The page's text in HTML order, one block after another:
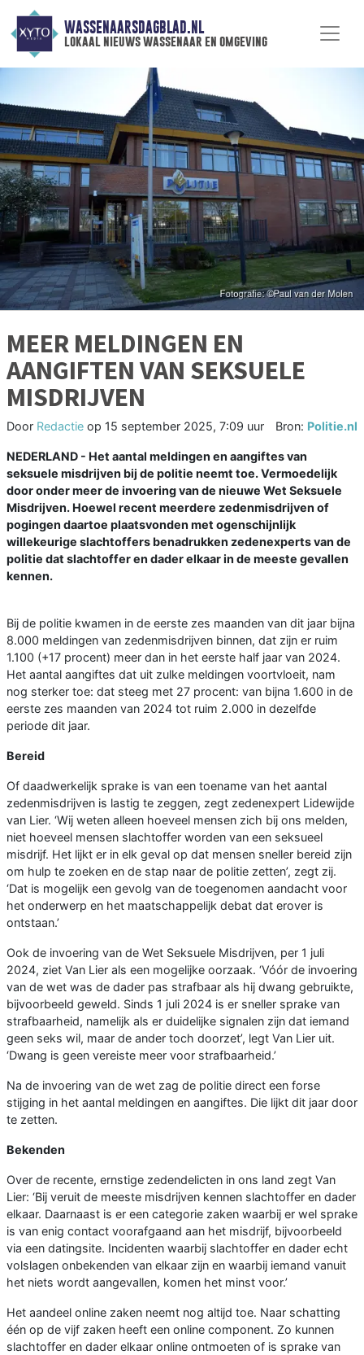
WASSENAARSDAGBLAD.NL
lokaal nieuws wassenaar en omgeving
MEER MELDINGEN EN
AANGIFTEN VAN SEKSUELE
MISDRIJVEN
Door Redactie op 15 september 2025, 7:09 uur Bron: Politie.nl
NEDERLAND - Het aantal meldingen en aangiftes van
seksuele misdrijven bij de politie neemt toe. Vermoedelijk
door onder meer de invoering van de nieuwe Wet Seksuele
Misdrijven. Hoewel recent meerdere zedenmisdrijven of
pogingen daartoe plaatsvonden met ogenschijnlijk
willekeurige slachtoffers benadrukken zedenexperts van de
politie dat slachtoffer en dader elkaar in de meeste gevallen
kennen.
Bij de politie kwamen in de eerste zes maanden van dit jaar bijna
8.000 meldingen van zedenmisdrijven binnen, dat zijn er ruim
1.100 (+17 procent) meer dan in het eerste half jaar van 2024.
Het aantal aangiftes dat uit zulke meldingen voortvloeit, nam
nog sterker toe: dat steeg met 27 procent: van bijna 1.600 in de
eerste zes maanden van 2024 tot ruim 2.000 in dezelfde
periode dit jaar.
Bereid
Of daadwerkelijk sprake is van een toename van het aantal
zedenmisdrijven is lastig te zeggen, zegt zedenexpert Lidewijde
van Lier. ‘Wij weten alleen hoeveel mensen zich bij ons melden,
niet hoeveel mensen slachtoffer worden van een seksueel
misdrijf. Het lijkt er in elk geval op dat mensen sneller bereid zijn
om hulp te zoeken en de stap naar de politie zetten’, zegt zij.
‘Dat is mogelijk een gevolg van de toegenomen aandacht voor
het onderwerp en het maatschappelijk debat dat erover is
ontstaan.’
Ook de invoering van de Wet Seksuele Misdrijven, per 1 juli
2024, ziet Van Lier als een mogelijke oorzaak. ‘Vóór de invoering
van de wet was de dader pas strafbaar als hij dwang gebruikte,
bijvoorbeeld geweld. Sinds 1 juli 2024 is er sneller sprake van
strafbaarheid, namelijk als er duidelijke signalen zijn dat iemand
geen seks wil, maar de ander toch doorzet’, legt Van Lier uit.
‘Dwang is geen vereiste meer voor strafbaarheid.’
Na de invoering van de wet zag de politie direct een forse
stijging in het aantal meldingen en aangiftes. Die lijkt dit jaar door
te zetten.
Bekenden
Over de recente, ernstige zedendelicten in ons land zegt Van
Lier: ‘Bij veruit de meeste misdrijven kennen slachtoffer en dader
elkaar. Daarnaast is er een categorie zaken waarbij er wel sprake
is van enig contact voorafgaand aan het misdrijf, bijvoorbeeld
via een datingsite. Incidenten waarbij slachtoffer en dader echt
volslagen onbekenden van elkaar zijn en waarbij iemand vanuit
het niets wordt aangevallen, komen het minst voor.’
Het aandeel online zaken neemt nog altijd toe. Naar schatting
één op de vijf zaken heeft een online component. Zo kunnen
slachtoffer en dader elkaar online ontmoeten of is sprake van